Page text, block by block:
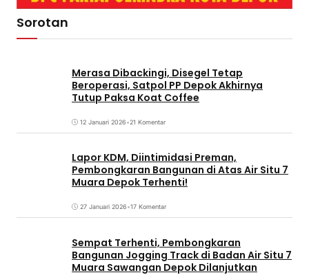
Sorotan
Merasa Dibackingi, Disegel Tetap
Beroperasi, Satpol PP Depok Akhirnya
Tutup Paksa Koat Coffee
12 Januari 2026•21 Komentar
Lapor KDM, Diintimidasi Preman,
Pembongkaran Bangunan di Atas Air Situ 7
Muara Depok Terhenti!
27 Januari 2026•17 Komentar
Sempat Terhenti, Pembongkaran
Bangunan Jogging Track di Badan Air Situ 7
Muara Sawangan Depok Dilanjutkan